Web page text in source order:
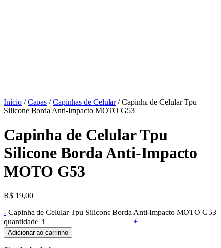
Início /Capas /Capinhas de Celular/ Capinha de Celular Tpu
Silicone Borda Anti-Impacto MOTO G53
Capinha de Celular Tpu
Silicone Borda Anti-Impacto
MOTO G53
R$ 19,00
- Capinha de Celular Tpu Silicone Borda Anti-Impacto MOTO G53
quantidade
+
Adicionar ao carrinho